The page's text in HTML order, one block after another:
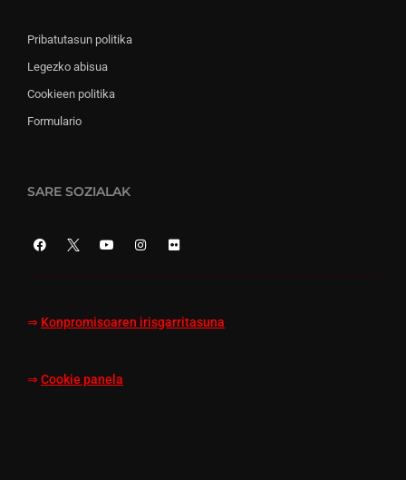
Pribatutasun politika
Legezko abisua
Cookieen politika
Formulario
SARE SOZIALAK
⇒ Konpromisoaren irisgarritasuna
⇒ Cookie panela